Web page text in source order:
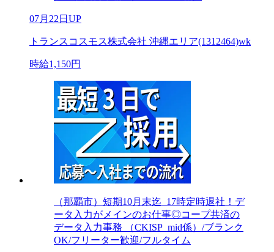
07月22日UP
トランスコスモス株式会社 沖縄エリア(1312464)wk
時給1,150円
（那覇市）短期10月末迄_17時定時退社！デ
ータ入力がメインのお仕事◎コープ共済の
データ入力事務 （CKISP_mid係）/ブランク
OK/フリーター歓迎/フルタイム